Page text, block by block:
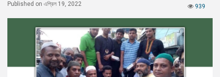
বিশেষ
939
Published on এপ্রিল 19, 2022